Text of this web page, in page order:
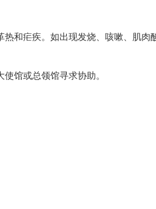
和疟疾。如出现发烧、咳嗽、肌肉
使馆或总领馆寻求协助。